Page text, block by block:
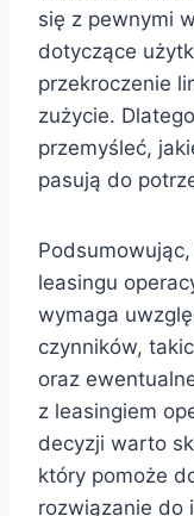
się z pewnymi
dotyczące
przekroczenie
zużycie.
przemyśleć,
pasują do
leasingu
wymaga
czynników,
oraz
z leasingiem
decyzji warto
który pomoże
rozwiązanie do